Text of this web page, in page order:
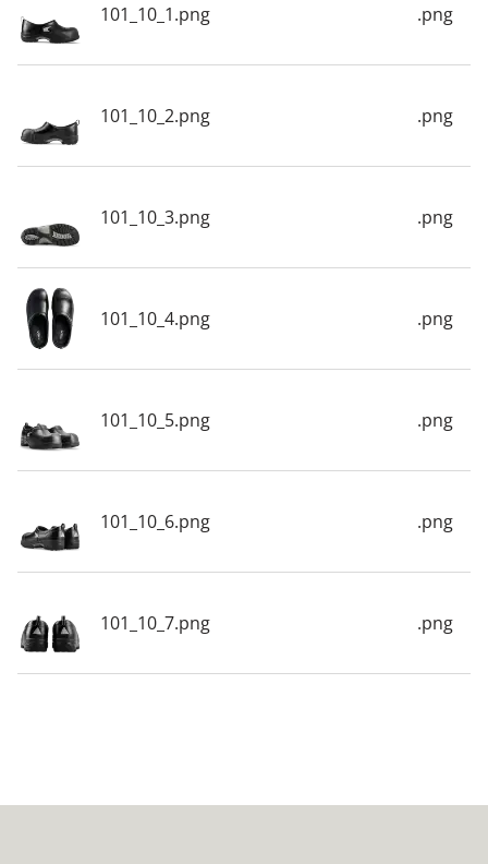
101_10_1.png .png
101_10_2.png .png
101_10_3.png .png
101_10_4.png .png
101_10_5.png .png
101_10_6.png .png
101_10_7.png .png